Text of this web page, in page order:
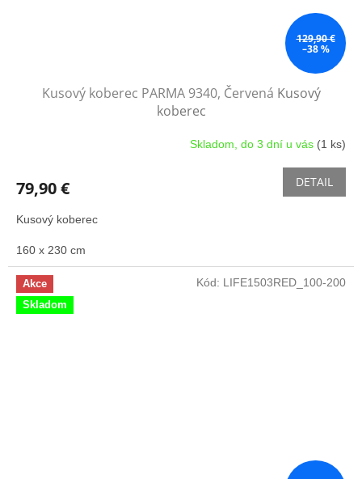
129,90 €
–38 %
Kusový koberec PARMA 9340, Červená Kusový
koberec
Skladom, do 3 dní u vás (1 ks)
79,90 € DETAIL
Kusový koberec
160 x 230 cm
Akce
Skladom
Kód: LIFE1503RED_100-200